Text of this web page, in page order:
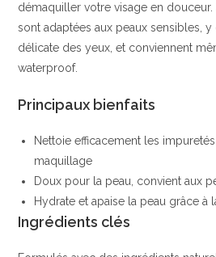
Vera
et
Camomille
|
démaquiller votre visage en
sont adaptées aux peaux sensibles,
délicate des yeux, et conviennent
waterproof.
Principaux bienfaits
Nettoie efficacement les
maquillage
Doux pour la peau, convient aux
Hydrate et apaise la peau grâce à
Ingrédients clés